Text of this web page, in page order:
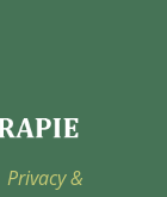
Privacy &